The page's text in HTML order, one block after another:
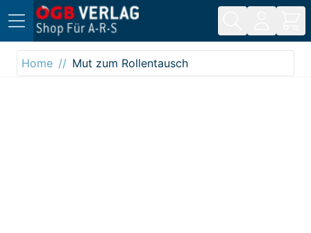
Direkt zum Inhalt
Home
Mut zum Rollentausch